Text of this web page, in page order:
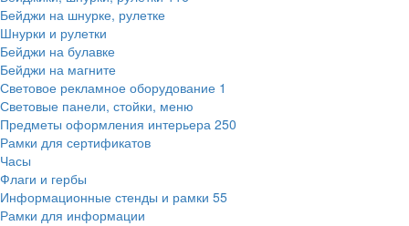
Бейджи на шнурке, рулетке
Шнурки и рулетки
Бейджи на булавке
Бейджи на магните
Световое рекламное оборудование 1
Световые панели, стойки, меню
Предметы оформления интерьера 250
Рамки для сертификатов
Часы
Флаги и гербы
Информационные стенды и рамки 55
Рамки для информации